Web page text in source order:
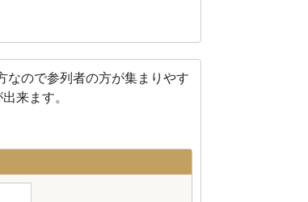
なので参列者の方が集まりやす
来ます。